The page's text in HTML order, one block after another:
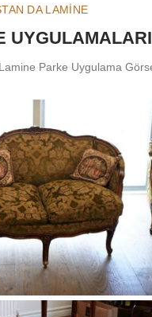
DA LAMİNE
UYGULAMALARI
Parke Uygulama